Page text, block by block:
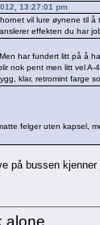
13:27:01 pm
vil lure øynene til
effekten du har
har fundert litt på å
nok pent men litt vel
klar, retromint farge
felger uten kapsel,
på bussen kjenner
alone